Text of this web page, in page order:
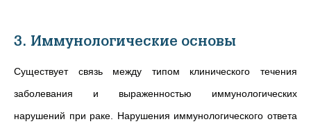
3. Иммунологические основы
Существует связь между типом клинического течения
заболевания и выраженностью иммунологических
нарушений при раке. Нарушения иммунологического ответа